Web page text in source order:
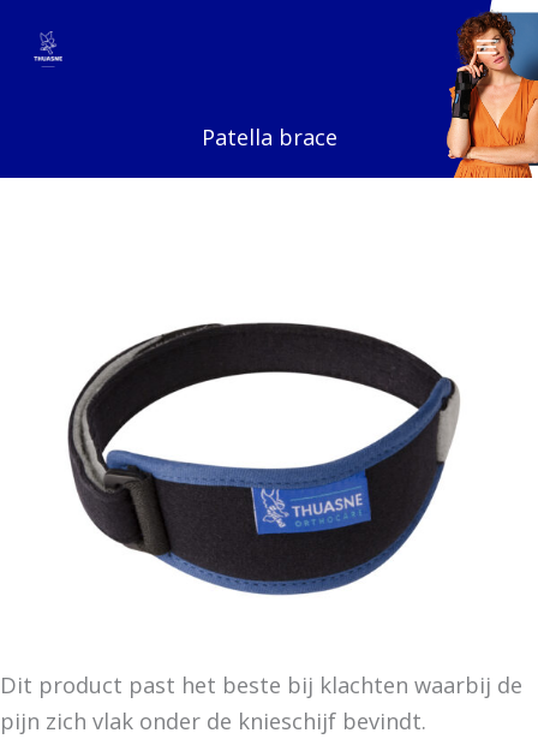
naar
Patella brace
Dit product past het beste bij klachten waarbij de
pijn zich vlak onder de knieschijf bevindt.